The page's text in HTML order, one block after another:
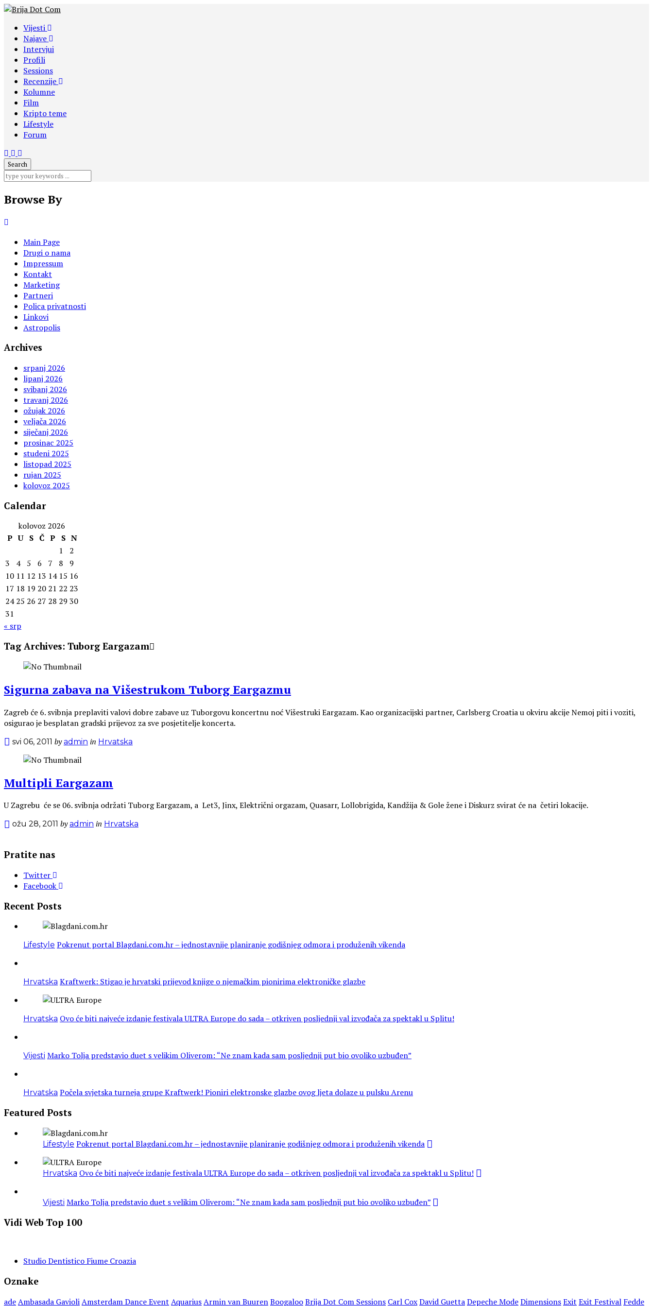
Vijesti
Najave
Intervjui
Profili
Sessions
Recenzije
Kolumne
Film
Kripto teme
Lifestyle
Forum
Browse By
Main Page
Drugi o nama
Impressum
Kontakt
Marketing
Partneri
Polica privatnosti
Linkovi
Astropolis
Archives
srpanj 2026
lipanj 2026
svibanj 2026
travanj 2026
ožujak 2026
veljača 2026
siječanj 2026
prosinac 2025
studeni 2025
listopad 2025
rujan 2025
kolovoz 2025
Calendar
kolovoz 2026
P U S Č P S N
1
2
3
4 5 6 7 8
9
10 11 12 13 14 15 16
17 18 19 20 21 22 23
24 25 26 27 28 29 30
31
« srp
Tag Archives: Tuborg Eargazam
Sigurna zabava na Višestrukom Tuborg Eargazmu
Zagreb će 6. svibnja preplaviti valovi dobre zabave uz Tuborgovu koncertnu noć Višestruki Eargazam. Kao organizacijski partner, Carlsberg Croatia u okviru akcije Nemoj piti i voziti,
osigurao je besplatan gradski prijevoz za sve posjetitelje koncerta.
svi 06, 2011 by admin in Hrvatska
Multipli Eargazam
U Zagrebu će se 06. svibnja održati Tuborg Eargazam, a Let3, Jinx, Električni orgazam, Quasarr, Lollobrigida, Kandžija & Gole žene i Diskurz svirat će na četiri lokacije.
ožu 28, 2011 by admin in Hrvatska
Pratite nas
Twitter
Facebook
Recent Posts
Lifestyle Pokrenut portal Blagdani.com.hr – jednostavnije planiranje godišnjeg odmora i produženih vikenda
Hrvatska Kraftwerk: Stigao je hrvatski prijevod knjige o njemačkim pionirima elektroničke glazbe
Hrvatska Ovo će biti najveće izdanje festivala ULTRA Europe do sada – otkriven posljednji val izvođača za spektakl u Splitu!
Vijesti Marko Tolja predstavio duet s velikim Oliverom: “Ne znam kada sam posljednji put bio ovoliko uzbuđen”
Hrvatska Počela svjetska turneja grupe Kraftwerk! Pioniri elektronske glazbe ovog ljeta dolaze u pulsku Arenu
Featured Posts
Lifestyle Pokrenut portal Blagdani.com.hr – jednostavnije planiranje godišnjeg odmora i produženih vikenda
Hrvatska Ovo će biti najveće izdanje festivala ULTRA Europe do sada – otkriven posljednji val izvođača za spektakl u Splitu!
Vijesti Marko Tolja predstavio duet s velikim Oliverom: “Ne znam kada sam posljednji put bio ovoliko uzbuđen”
Vidi Web Top 100
Studio Dentistico Fiume Croazia
Oznake
adeAmbasada GavioliAmsterdam Dance Event AquariusArmin van BuurenBoogalooBrija Dot Com Sessions Carl CoxDavid GuettaDepeche ModeDimensionsExit Exit Festival Fedde